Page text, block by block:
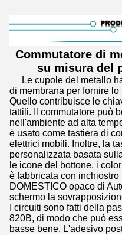
Commutatore di
su misura del
Le cupole del metallo
di membrana per fornire
Quello contribuisce le
tattili. Il commutatore può
nell'ambiente ad alta
è usato come tastiera di
elettrici mobili. Inoltre, la
personalizzata basata
le icone del bottone, i
è fabbricata con
DOMESTICO opaco di
schermo la
I circuiti sono fatti della
820B, di modo che può
basse bene. L'adesivo